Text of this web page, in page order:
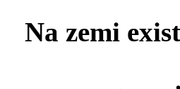
Na zemi